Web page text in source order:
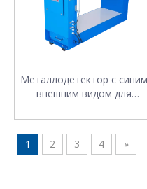
Металлодетектор с синим
внешним видом для
1 2 3 4 »